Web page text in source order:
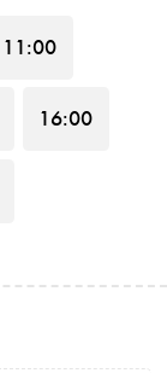
11:00
16:00